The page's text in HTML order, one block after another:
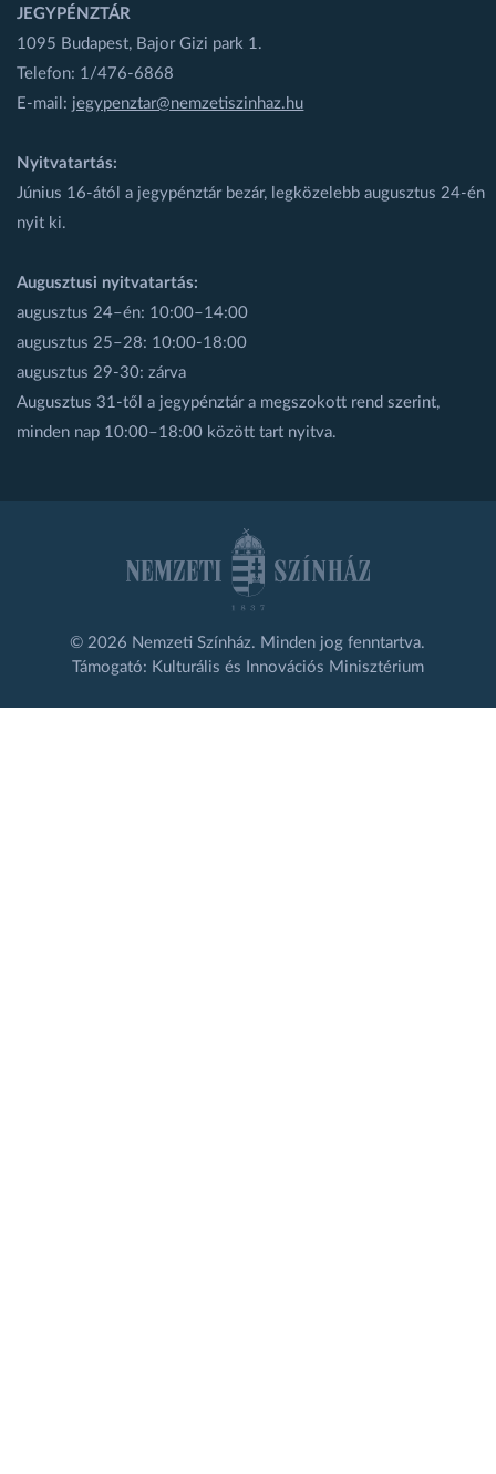
JEGYPÉNZTÁR
1095 Budapest, Bajor Gizi park 1.
Telefon: 1/476-6868
E-mail: jegypenztar@nemzetiszinhaz.hu
Nyitvatartás:
Június 16-ától a jegypénztár bezár, legközelebb augusztus 24-én
nyit ki.
Augusztusi nyitvatartás:
augusztus 24–én: 10:00–14:00
augusztus 25–28: 10:00-18:00
augusztus 29-30: zárva
Augusztus 31-től a jegypénztár a megszokott rend szerint,
minden nap 10:00–18:00 között tart nyitva.
© 2026 Nemzeti Színház. Minden jog fenntartva.
Támogató: Kulturális és Innovációs Minisztérium